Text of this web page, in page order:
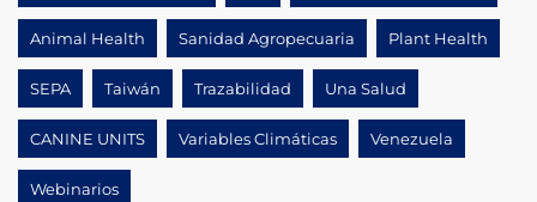
Animal Health Sanidad Agropecuaria Plant Health
SEPA Taiwán Trazabilidad Una Salud
CANINE UNITS Variables Climáticas Venezuela
Webinarios